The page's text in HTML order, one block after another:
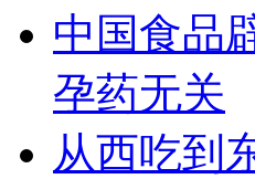
中国食品
孕药无关
从西吃到